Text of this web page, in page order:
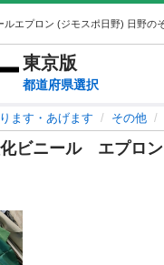
東京版
都道府県選択
ます・あげます その他
ビニール エプロン